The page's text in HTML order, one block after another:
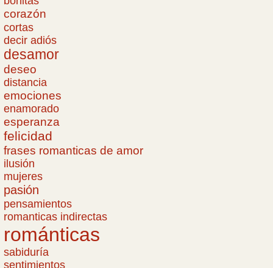
corazón
cortas
decir adiós
desamor
deseo
distancia
emociones
enamorado
esperanza
felicidad
frases romanticas de amor
ilusión
mujeres
pasión
pensamientos
romanticas indirectas
románticas
sabiduría
sentimientos